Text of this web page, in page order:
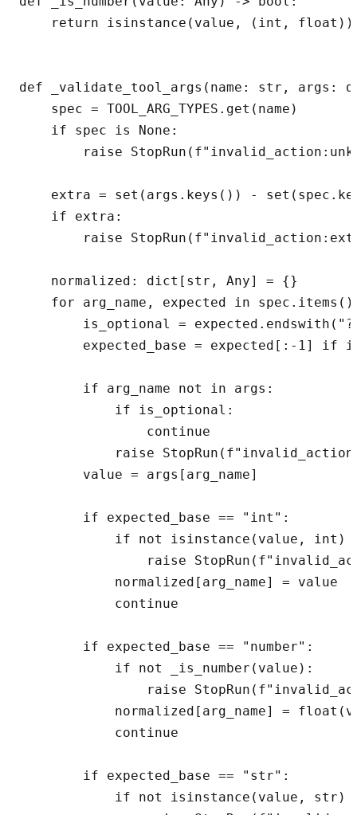
return isinstance(value, (int,
def _validate_tool_args(name: str,
    spec = TOOL_ARG_TYPES.get(name)
    if spec is None:
raise
extra = set(args.keys()) -
    if extra:
raise
    normalized: dict[str, Any] = {}
for arg_name, expected in
is_optional =
expected_base = expected[:-1] if
        if arg_name not in args:
            if is_optional:
                continue
raise
        value = args[arg_name]
        if expected_base == "int":
if not isinstance(value, int)
raise
            normalized[arg_name] = value
            continue
        if expected_base == "number":
            if not _is_number(value):
raise
normalized[arg_name] =
            continue
        if expected_base == "str":
if not isinstance(value, str)